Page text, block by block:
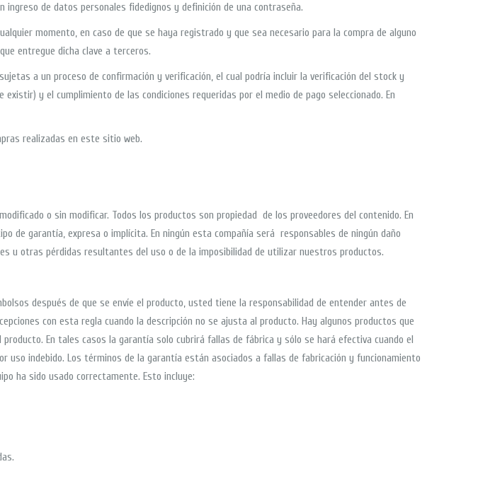
de datos personales fidedignos y definición de una contraseña.
momento, en caso de que se haya registrado y que sea necesario para la compra de alguno
entregue dicha clave a terceros.
a un proceso de confirmación y verificación, el cual podría incluir la verificación del stock y
y el cumplimiento de las condiciones requeridas por el medio de pago seleccionado. En
realizadas en este sitio web.
o sin modificar. Todos los productos son propiedad de los proveedores del contenido. En
de garantía, expresa o implícita. En ningún esta compañía será responsables de ningún daño
u otras pérdidas resultantes del uso o de la imposibilidad de utilizar nuestros productos.
después de que se envíe el producto, usted tiene la responsabilidad de entender antes de
con esta regla cuando la descripción no se ajusta al producto. Hay algunos productos que
En tales casos la garantía solo cubrirá fallas de fábrica y sólo se hará efectiva cuando el
uso indebido. Los términos de la garantía están asociados a fallas de fabricación y funcionamiento
ha sido usado correctamente. Esto incluye: